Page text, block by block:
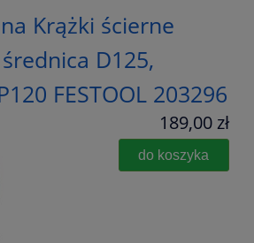
Krążki ścierne
D125,
FESTOOL 203296
189,00 zł
do koszyka